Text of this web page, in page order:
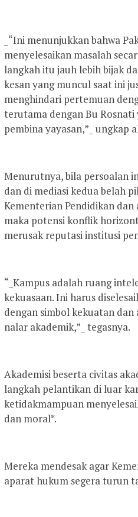
_“Ini menunjukkan bahwa
menyelesaikan masalah
langkah itu jauh lebih bijak
kesan yang muncul saat ini
menghindari pertemuan
terutama dengan Bu Rosnati
pembina yayasan,”_ ungkap
Menurutnya, bila persoalan
dan di mediasi kedua belah
Kementerian Pendidikan
maka potensi konflik
merusak reputasi institusi
“_Kampus adalah ruang
kekuasaan. Ini harus
dengan simbol kekuatan
nalar akademik,”_ tegasnya.
Akademisi beserta civitas
langkah pelantikan di luar
ketidakmampuan
dan moral*.
Mereka mendesak agar
aparat hukum segera turun